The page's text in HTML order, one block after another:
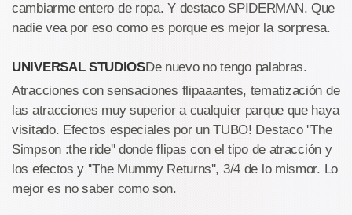
cambiarme entero de ropa. Y destaco SPIDERMAN. Que
nadie vea por eso como es porque es mejor la sorpresa.
UNIVERSAL STUDIOSDe nuevo no tengo palabras.
Atracciones con sensaciones flipaaantes, tematización de
las atracciones muy superior a cualquier parque que haya
visitado. Efectos especiales por un TUBO! Destaco ''The
Simpson :the ride'' donde flipas con el tipo de atracción y
los efectos y ''The Mummy Returns'', 3/4 de lo mismor. Lo
mejor es no saber como son.